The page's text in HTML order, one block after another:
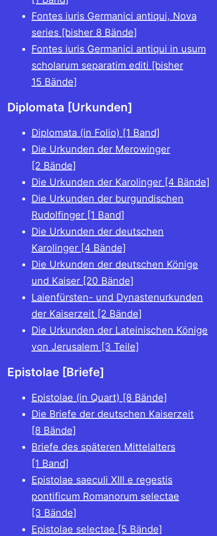
Fontes iuris Germanici antiqui, Nova
series [bisher 8 Bände]
Fontes iuris Germanici antiqui in usum
scholarum separatim editi [bisher
15 Bände]
Diplomata [Urkunden]
Diplomata (in Folio) [1 Band]
Die Urkunden der Merowinger
[2 Bände]
Die Urkunden der Karolinger [4 Bände]
Die Urkunden der burgundischen
Rudolfinger [1 Band]
Die Urkunden der deutschen
Karolinger [4 Bände]
Die Urkunden der deutschen Könige
und Kaiser [20 Bände]
Laienfürsten- und Dynastenurkunden
der Kaiserzeit [2 Bände]
Die Urkunden der Lateinischen Könige
von Jerusalem [3 Teile]
Epistolae [Briefe]
Epistolae (in Quart) [8 Bände]
Die Briefe der deutschen Kaiserzeit
[8 Bände]
Briefe des späteren Mittelalters
[1 Band]
Epistolae saeculi XIII e regestis
pontificum Romanorum selectae
[3 Bände]
Epistolae selectae [5 Bände]